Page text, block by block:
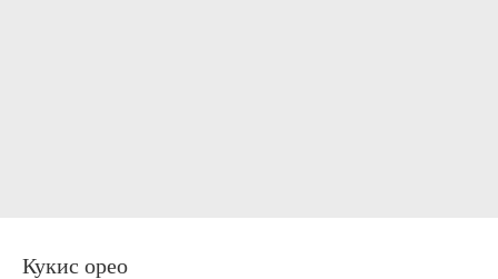
Кукис орео